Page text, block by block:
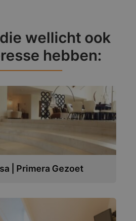
wellicht ook
hebben:
| Primera Gezoet